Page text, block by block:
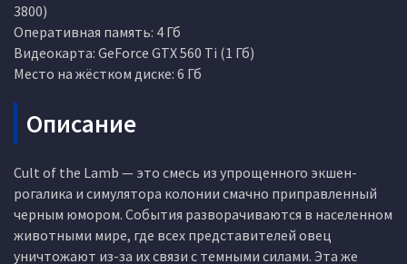
3800)
Оперативная память: 4 Гб
Видеокарта: GeForce GTX 560 Ti (1 Гб)
Место на жёстком диске: 6 Гб
Описание
Cult of the Lamb — это смесь из упрощенного экшен-
рогалика и симулятора колонии смачно приправленный
черным юмором. События разворачиваются в населенном
животными мире, где всех представителей овец
уничтожают из-за их связи с темными силами. Эта же